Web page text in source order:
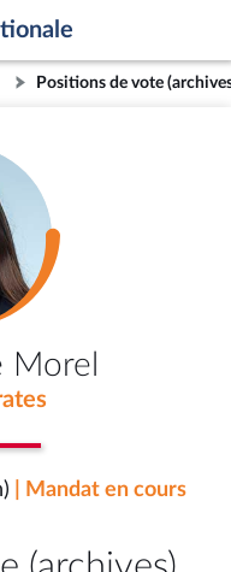
Positions de vote
Morel
| Mandat en cours